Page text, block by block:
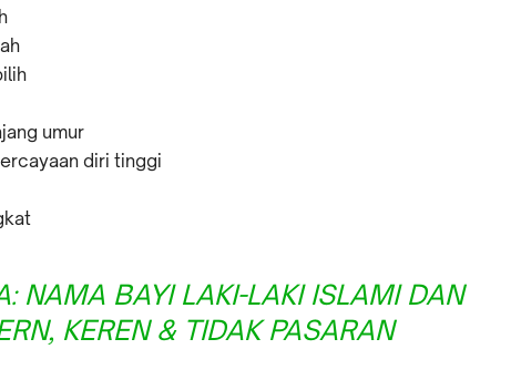
umur
diri tinggi
NAMA BAYI LAKI-LAKI ISLAMI DAN
KEREN & TIDAK PASARAN